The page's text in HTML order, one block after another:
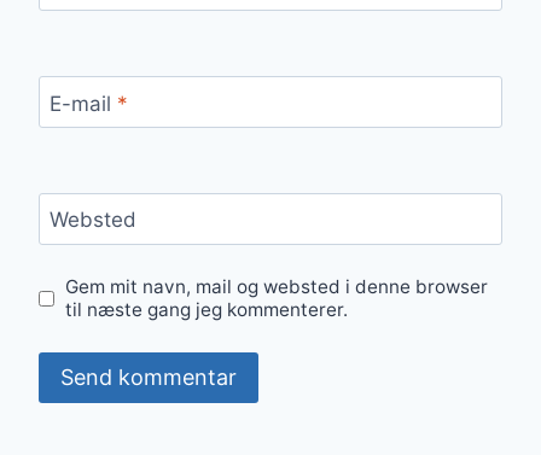
E-mail *
Websted
Gem mit navn, mail og websted i denne browser
til næste gang jeg kommenterer.